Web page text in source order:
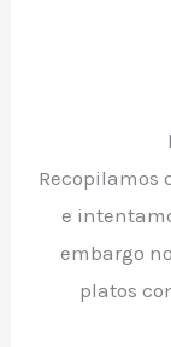
Recopilamos
e
embargo
platos